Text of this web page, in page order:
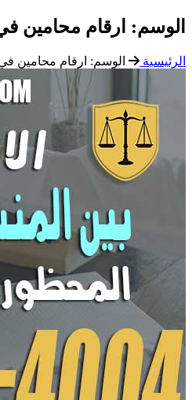
الوسم: ارقام محامين
الرئيسية الوسم: ارقام محامين